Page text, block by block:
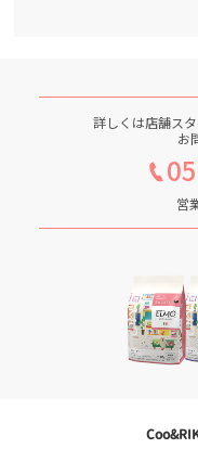
詳しくは店舗ス
お
営